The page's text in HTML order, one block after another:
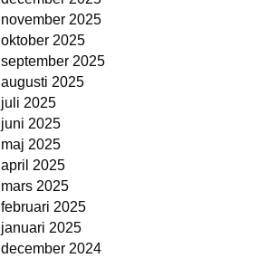
november 2025
oktober 2025
september 2025
augusti 2025
juli 2025
juni 2025
maj 2025
april 2025
mars 2025
februari 2025
januari 2025
december 2024